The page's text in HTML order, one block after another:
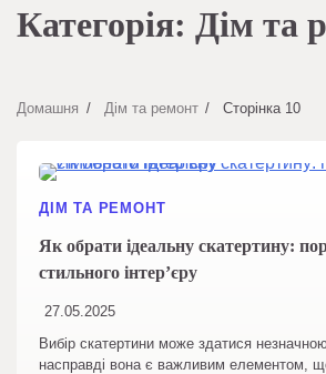
Категорія: Дім та
Домашня Дім та ремонт Сторінка 10
ДІМ ТА РЕМОНТ
Як обрати ідеальну скатертину:
стильного інтер’єру
27.05.2025
Вибір скатертини може здатися
насправді вона є важливим елементом,